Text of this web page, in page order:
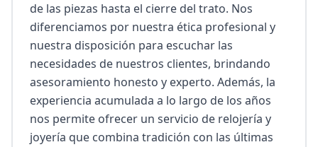
de las piezas hasta el cierre del trato. Nos
diferenciamos por nuestra ética profesional y
nuestra disposición para escuchar las
necesidades de nuestros clientes, brindando
asesoramiento honesto y experto. Además, la
experiencia acumulada a lo largo de los años
nos permite ofrecer un servicio de relojería y
joyería que combina tradición con las últimas